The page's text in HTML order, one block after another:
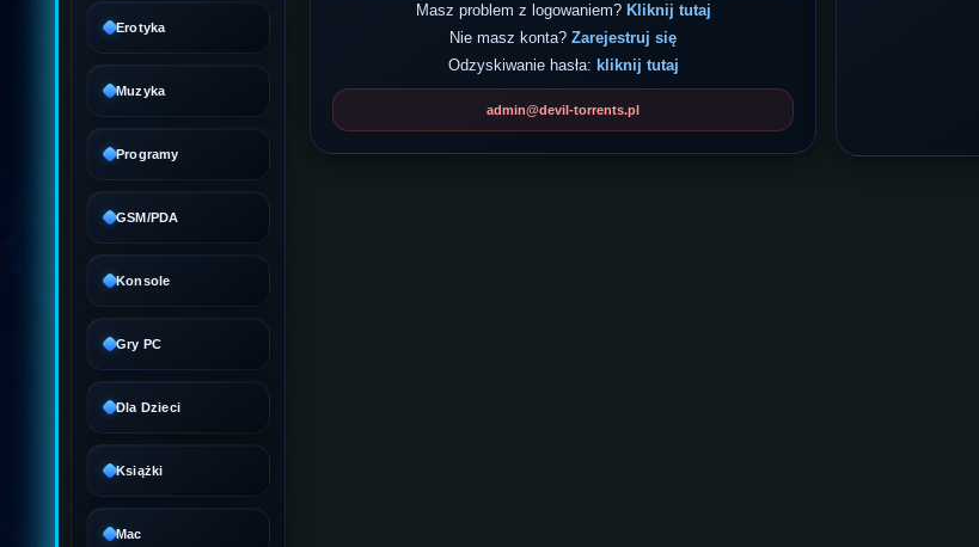
Erotyka
Muzyka
Programy
GSM/PDA
Konsole
Gry PC
Dla Dzieci
Książki
Mac
Masz problem z logowaniem? Kliknij tutaj
Nie masz konta? Zarejestruj się
Odzyskiwanie hasła: kliknij tutaj
admin@devil-torrents.pl